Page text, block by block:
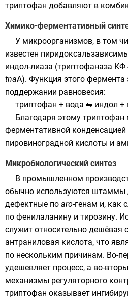
триптофан добавляют в
Химико-ферментативный
У микроорганизмов, в том
известен
индол-лиаза (триптофаназа КФ
tnaA). Функция этого фермента
поддержании равновесия:
триптофан + вода ⇋ индол +
Благодаря этому
ферментативной конденсацией
пировиноградной кислоты и
Микробиологический синтез
В промышленном
обычно используются
дефектные по aro-генам и, как
по фенилаланину и тирозину.
служит относительно дешёвая
антраниловая кислота, что
по нескольким причинам. Во-
удешевляет процесс, а во-
механизмы регуляторного
триптофан оказывает